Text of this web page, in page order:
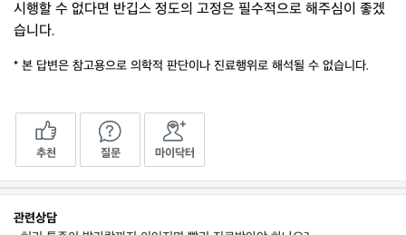
시행할 수 없다면 반깁스 정도의 고정은 필수적으로 해주심이 좋겠
습니다.
* 본 답변은 참고용으로 의학적 판단이나 진료행위로 해석될 수 없습니다.
추천 질문 마이닥터
관련상담